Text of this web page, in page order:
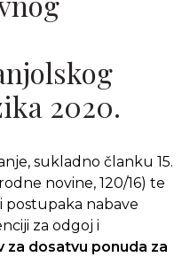
2020.
sukladno članku 15.
novine, 120/16) te
postupaka nabave
za odgoj i
za dosatvu ponuda za